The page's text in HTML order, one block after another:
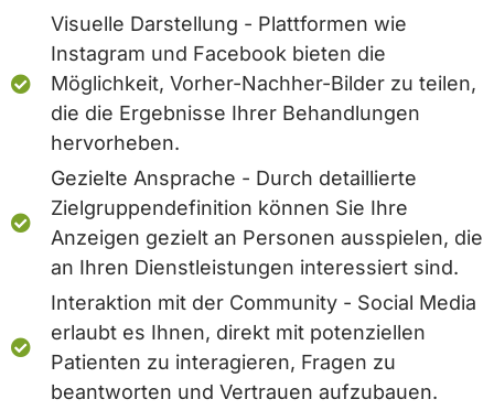
Visuelle Darstellung - Plattformen wie
Instagram und Facebook bieten die
Möglichkeit, Vorher-Nachher-Bilder zu teilen,
die die Ergebnisse Ihrer Behandlungen
hervorheben.
Gezielte Ansprache - Durch detaillierte
Zielgruppendefinition können Sie Ihre
Anzeigen gezielt an Personen ausspielen, die
an Ihren Dienstleistungen interessiert sind.
Interaktion mit der Community - Social Media
erlaubt es Ihnen, direkt mit potenziellen
Patienten zu interagieren, Fragen zu
beantworten und Vertrauen aufzubauen.